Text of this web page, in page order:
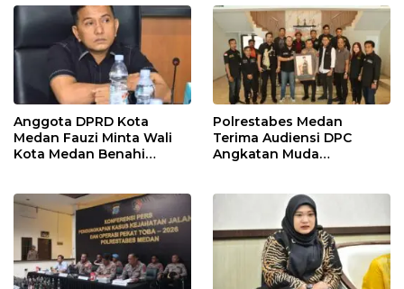
Pajak
Anggota DPRD Kota
Medan Fauzi Minta Wali
Kota Medan Benahi
Polrestabes Medan
Terima Audiensi DPC
Angkatan Muda
Kamtibmas